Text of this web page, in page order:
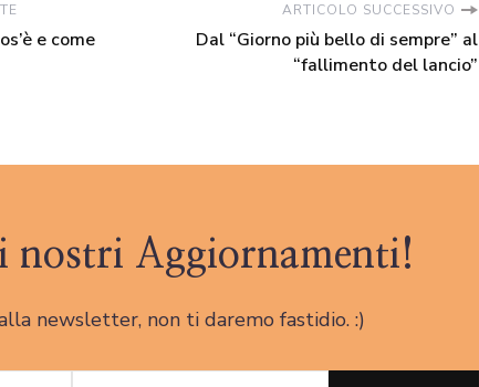
e come
ARTICOLO SUCCESSIVO
Dal “Giorno più bello di sempre” al
“fallimento del lancio”
nostri Aggiornamenti!
newsletter, non ti daremo fastidio. :)